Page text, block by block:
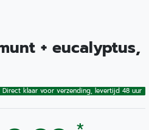
+ eucalyptus,
Direct klaar voor verzending, levertijd 48 uur